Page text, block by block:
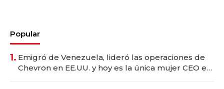
Popular
1. Emigró de Venezuela, lideró las operaciones de
Chevron en EE.UU. y hoy es la única mujer CEO en